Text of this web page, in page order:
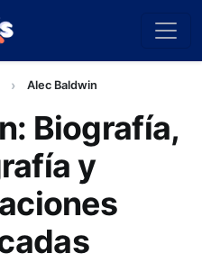
Alec Baldwin
Biografía,
y